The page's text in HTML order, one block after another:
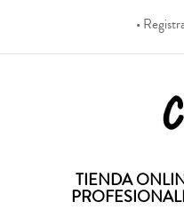
•
TIENDA